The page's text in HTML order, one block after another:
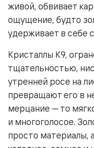
живой, обвивает
ощущение, будто
удерживает в себе
Кристаллы K9,
тщательностью,
утренней росе на
превращают его в
мерцание — то
и многоголосое.
просто материалы,